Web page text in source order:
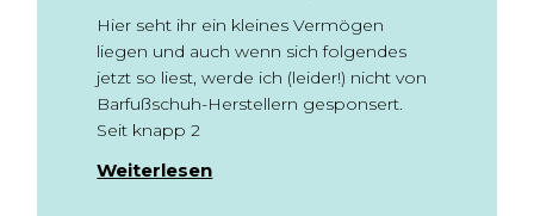
Hier seht ihr ein kleines Vermögen
liegen und auch wenn sich folgendes
jetzt so liest, werde ich (leider!) nicht von
Barfußschuh-Herstellern gesponsert.
Seit knapp 2
Weiterlesen